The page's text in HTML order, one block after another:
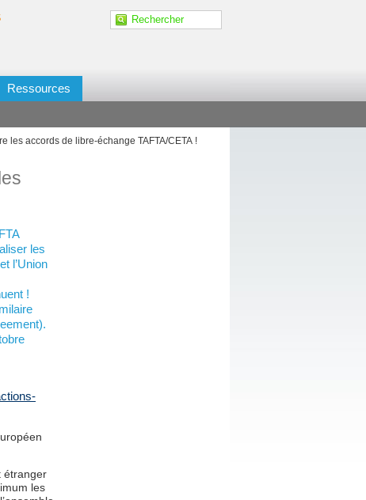
Ressources
les accords de libre-échange TAFTA/CETA !
les
l’Union
!
étranger
les